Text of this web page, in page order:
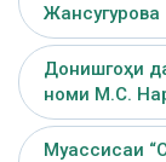
Жансугурова
Донишгоҳи
номи М.С.
Муассисаи